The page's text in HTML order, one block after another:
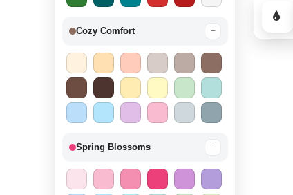
Cozy Comfort −
Spring Blossoms −